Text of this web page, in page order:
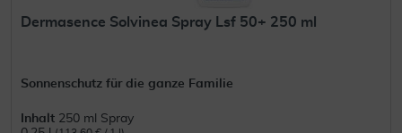
Dermasence Solvinea Spray Lsf 50+ 250 ml
Sonnenschutz für die ganze Familie
Inhalt 250 ml Spray